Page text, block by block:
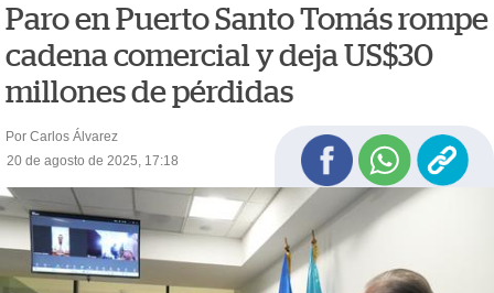
Paro en Puerto Santo Tomás rompe
cadena comercial y deja US$30
millones de pérdidas
Por Carlos Álvarez
20 de agosto de 2025, 17:18